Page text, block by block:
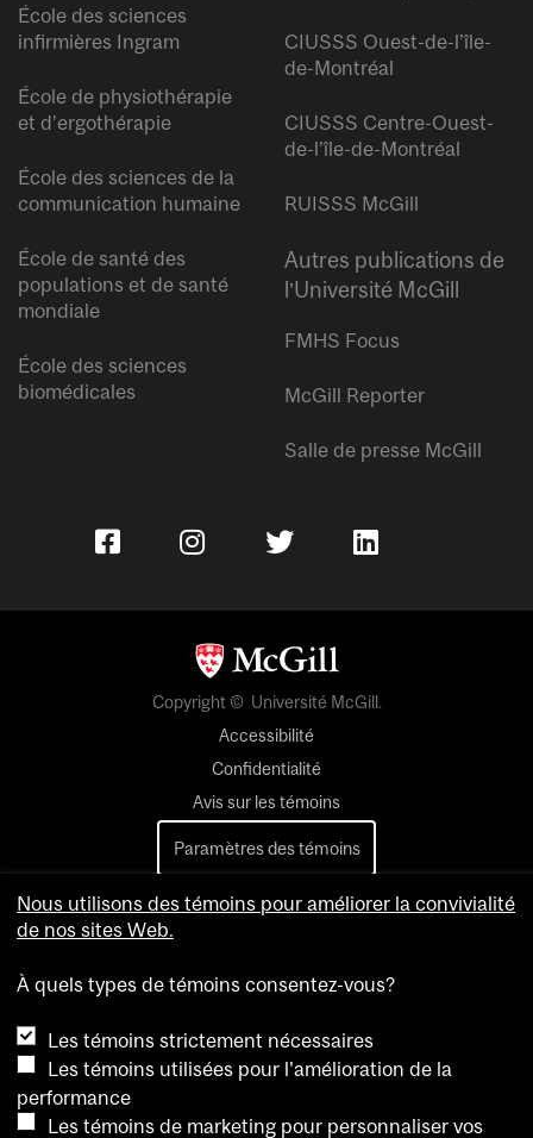
École des sciences
infirmières Ingram
École de physiothérapie
et d’ergothérapie
École des sciences de la
communication humaine
École de santé des
populations et de santé
mondiale
École des sciences
biomédicales
CIUSSS Ouest-de-l’île-
de-Montréal
CIUSSS Centre-Ouest-
de-l’île-de-Montréal
RUISSS McGill
Autres publications de
l’Université McGill
FMHS Focus
McGill Reporter
Salle de presse McGill
Copyright © Université McGill.
Accessibilité
Confidentialité
Avis sur les témoins
Paramètres des témoins
Pour nous joindre
Nous utilisons des témoins pour améliorer la convivialité
de nos sites Web.
À quels types de témoins consentez-vous?
Les témoins strictement nécessaires
Les témoins utilisées pour l'amélioration de la
performance
Les témoins de marketing pour personnaliser vos